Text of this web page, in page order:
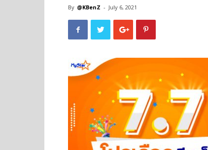
By @KBenZ - July 6, 2021